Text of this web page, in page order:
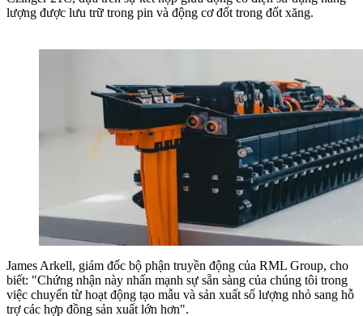
lượng được lưu trữ trong pin và động cơ đốt trong đốt xăng.
James Arkell, giám đốc bộ phận truyền động của RML Group, cho
biết: "Chứng nhận này nhấn mạnh sự sẵn sàng của chúng tôi trong
việc chuyển từ hoạt động tạo mẫu và sản xuất số lượng nhỏ sang hỗ
trợ các hợp đồng sản xuất lớn hơn".